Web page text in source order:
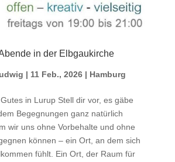
in der Elbgaukirche
| 11 Feb., 2026| Hamburg
in Lurup Stell dir vor, es gäbe
Begegnungen ganz natürlich
wir uns ohne Vorbehalte und ohne
können – ein Ort, an dem sich
fühlt. Ein Ort, der Raum für